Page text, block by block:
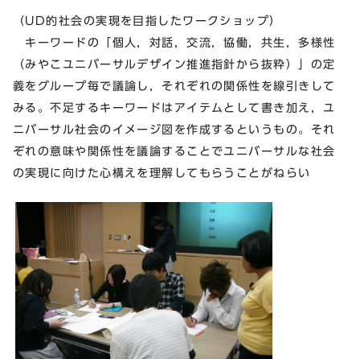
（UD的社会の実現を目指したワークショップ）
キーワードの「個人，対話，交流，協働，共生，多様性
（みやこユニバーサルデザイン推進指針から抜粋）」の定
義をグループ毎で議論し，それぞれの関係性を線引きして
みる。不足するキーワードはアイテムとして書き加え，ユ
ニバーサル社会のイメージ図を作成するというもの。それ
ぞれの意味や関係性を議論することでユニバーサルな社会
の実現に向けた心構えを理解してもらうことがねらい